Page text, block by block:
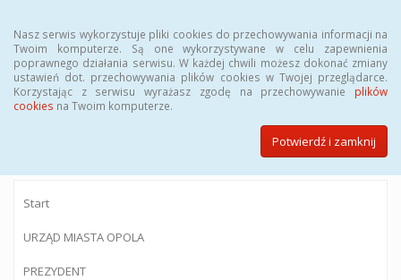
Nasz serwis wykorzystuje pliki cookies do przechowywania informacji na
Twoim komputerze. Są one wykorzystywane w celu zapewnienia
poprawnego działania serwisu. W każdej chwili możesz dokonać zmiany
ustawień dot. przechowywania plików cookies w Twojej przeglądarce.
Korzystając z serwisu wyrażasz zgodę na przechowywanie plików
cookies na Twoim komputerze.
Potwierdź i zamknij
BIULETYN INFORMACJI PUBLICZNEJ
Urzędu Miasta Opola
Start
URZĄD MIASTA OPOLA
PREZYDENT